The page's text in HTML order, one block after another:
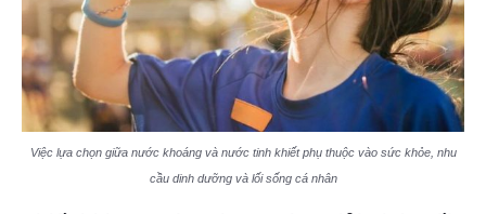
Việc lựa chọn giữa nước khoáng và nước tinh khiết phụ thuộc vào sức khỏe, nhu
cầu dinh dưỡng và lối sống cá nhân